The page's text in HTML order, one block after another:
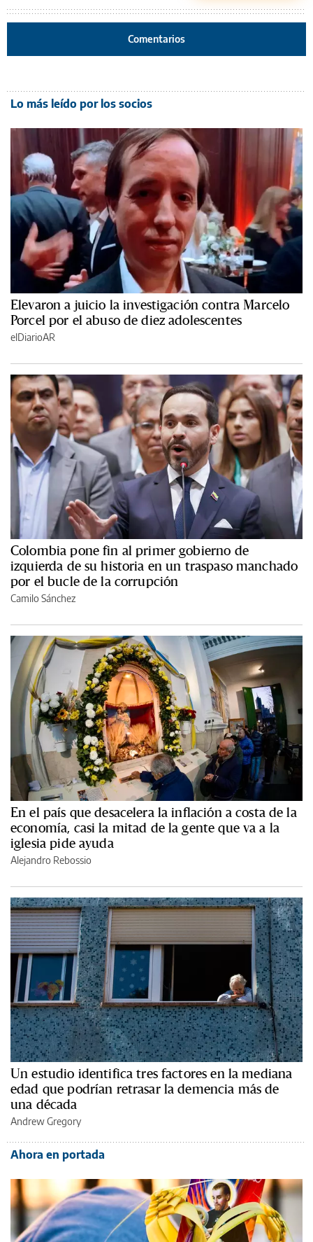
Comentarios
Lo más leído por los socios
Elevaron a juicio la investigación contra Marcelo
Porcel por el abuso de diez adolescentes
elDiarioAR
Colombia pone fin al primer gobierno de
izquierda de su historia en un traspaso manchado
por el bucle de la corrupción
Camilo Sánchez
En el país que desacelera la inflación a costa de la
economía, casi la mitad de la gente que va a la
iglesia pide ayuda
Alejandro Rebossio
Un estudio identifica tres factores en la mediana
edad que podrían retrasar la demencia más de
una década
Andrew Gregory
Ahora en portada